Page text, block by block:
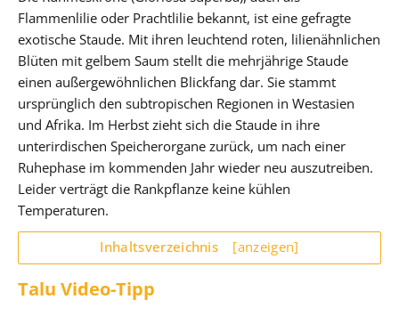
Flammenlilie oder Prachtlilie bekannt, ist eine gefragte
exotische Staude. Mit ihren leuchtend roten, lilienähnlichen
Blüten mit gelbem Saum stellt die mehrjährige Staude
einen außergewöhnlichen Blickfang dar. Sie stammt
ursprünglich den subtropischen Regionen in Westasien
und Afrika. Im Herbst zieht sich die Staude in ihre
unterirdischen Speicherorgane zurück, um nach einer
Ruhephase im kommenden Jahr wieder neu auszutreiben.
Leider verträgt die Rankpflanze keine kühlen
Temperaturen.
Inhaltsverzeichnis [anzeigen]
Talu Video-Tipp